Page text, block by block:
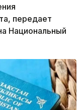
передает
Национальный